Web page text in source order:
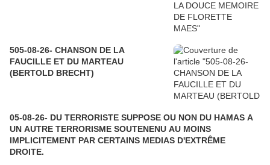
505-08-26- CHANSON DE LA
FAUCILLE ET DU MARTEAU
(BERTOLD BRECHT)
05-08-26- DU TERRORISTE SUPPOSE OU NON DU HAMAS A
UN AUTRE TERRORISME SOUTENENU AU MOINS
IMPLICITEMENT PAR CERTAINS MEDIAS D'EXTRÊME
DROITE.